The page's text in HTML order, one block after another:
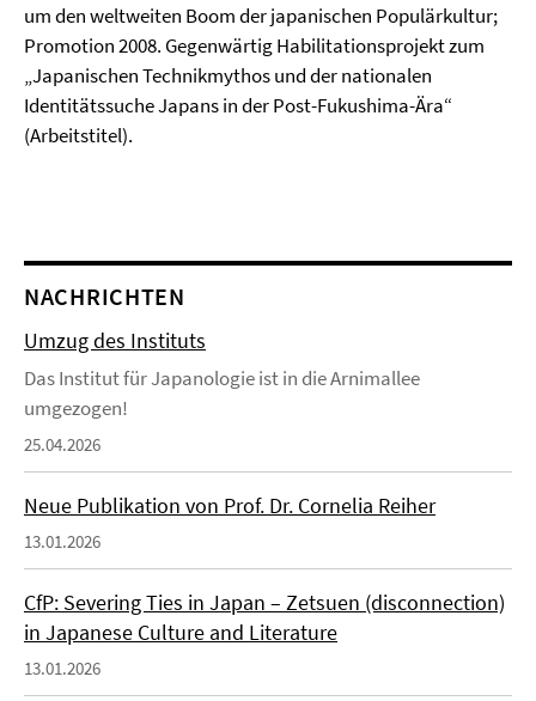
um den weltweiten Boom der japanischen Populärkultur;
Promotion 2008. Gegenwärtig Habilitationsprojekt zum
„Japanischen Technikmythos und der nationalen
Identitätssuche Japans in der Post-Fukushima-Ära“
(Arbeitstitel).
NACHRICHTEN
Umzug des Instituts
Das Institut für Japanologie ist in die Arnimallee
umgezogen!
25.04.2026
Neue Publikation von Prof. Dr. Cornelia Reiher
13.01.2026
CfP: Severing Ties in Japan – Zetsuen (disconnection)
in Japanese Culture and Literature
13.01.2026